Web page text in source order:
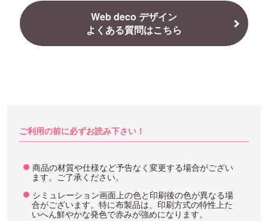
Web deco デザイン
よくある質問はこちら
ご利用の前に必ずお読み下さい！
商品の材質や仕様など予告なく変更する場合がござい
ます。ご了承ください。
シミュレーション画面上の色と印刷後の色が異なる場
合がございます。特に布製品は、印刷方式の特性上た
いへん鮮やかな発色で赤みが強めになります。